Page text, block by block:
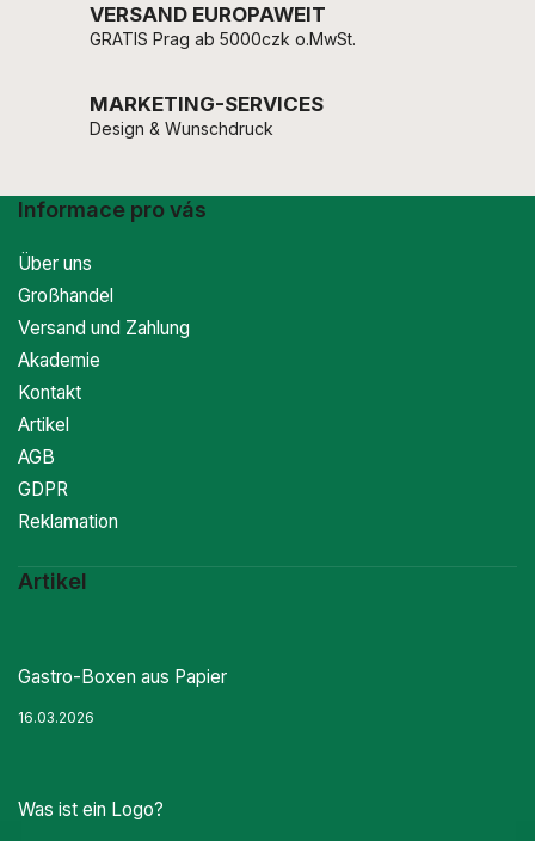
VERSAND EUROPAWEIT
GRATIS Prag ab 5000czk o.MwSt.
MARKETING-SERVICES
Design & Wunschdruck
Informace pro vás
Über uns
Großhandel
Versand und Zahlung
Akademie
Kontakt
Artikel
AGB
GDPR
Reklamation
Artikel
Gastro-Boxen aus Papier
16.03.2026
Was ist ein Logo?